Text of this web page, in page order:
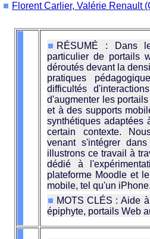
Florent Carlier, Valérie Renault
RÉSUMÉ : Dans
particulier de portails
déroutés devant la
pratiques
difficultés
d'augmenter les
et à des supports
synthétiques adaptées
certain contexte.
venant s'intégrer
illustrons ce travail à
dédié à
plateforme Moodle et
mobile, tel qu'un iPhone.
MOTS CLÉS : Aide
épiphyte, portails Web